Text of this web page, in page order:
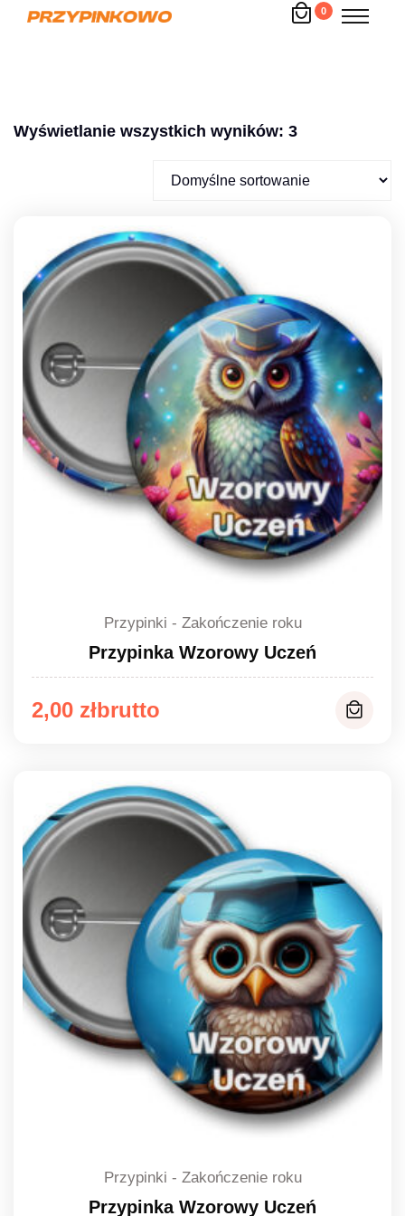
0
Wyświetlanie wszystkich wyników: 3
Przypinki - Zakończenie roku
Przypinka Wzorowy Uczeń
2,00 zł
Zakres
2,00 zł
do
2,20 zł
Przypinki - Zakończenie roku
Przypinka Wzorowy Uczeń